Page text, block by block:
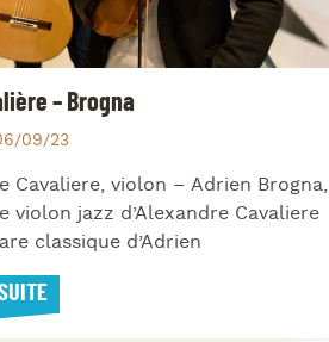
– Brogna
09/23
Cavaliere, violon – Adrien Brogna,
violon jazz d’Alexandre Cavaliere
classique d’Adrien